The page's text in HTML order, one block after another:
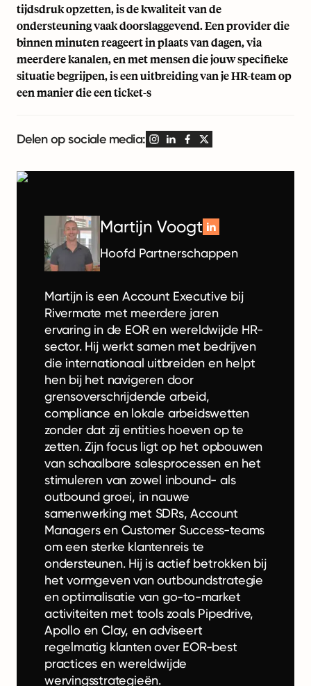
tijdsdruk opzetten, is de kwaliteit van de
ondersteuning vaak doorslaggevend. Een provider die
binnen minuten reageert in plaats van dagen, via
meerdere kanalen, en met mensen die jouw specifieke
situatie begrijpen, is een uitbreiding van je HR-team op
een manier die een ticket-s
Delen op sociale media:
Martijn Voogt
Hoofd Partnerschappen
Martijn is een Account Executive bij
Rivermate met meerdere jaren
ervaring in de EOR en wereldwijde HR-
sector. Hij werkt samen met bedrijven
die internationaal uitbreiden en helpt
hen bij het navigeren door
grensoverschrijdende arbeid,
compliance en lokale arbeidswetten
zonder dat zij entities hoeven op te
zetten. Zijn focus ligt op het opbouwen
van schaalbare salesprocessen en het
stimuleren van zowel inbound- als
outbound groei, in nauwe
samenwerking met SDRs, Account
Managers en Customer Success-teams
om een sterke klantenreis te
ondersteunen. Hij is actief betrokken bij
het vormgeven van outboundstrategie
en optimalisatie van go-to-market
activiteiten met tools zoals Pipedrive,
Apollo en Clay, en adviseert
regelmatig klanten over EOR-best
practices en wereldwijde
wervingsstrategieën.